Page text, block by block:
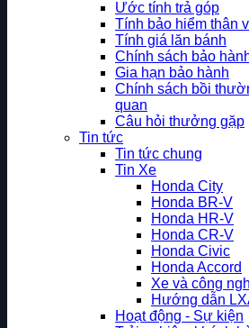
Ước tính trả góp
Tính bảo hiểm thân
Tính giá lăn bánh
Chính sách bảo
Gia hạn bảo hành
Chính sách bồi
quan
Câu hỏi thưởng gặp
Tin tức
Tin tức chung
Tin Xe
Honda City
Honda BR-V
Honda HR-V
Honda CR-V
Honda Civic
Honda Accord
Xe và công
Hướng dẫn
Hoạt động - Sự kiện